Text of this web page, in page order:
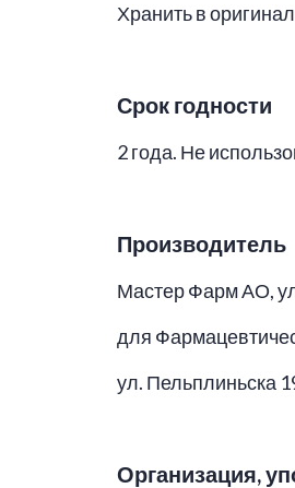
Хранить в
Срок годности
2 года. Не
Производитель
Мастер Фарм АО,
для
ул. Пельплиньска
Организация,